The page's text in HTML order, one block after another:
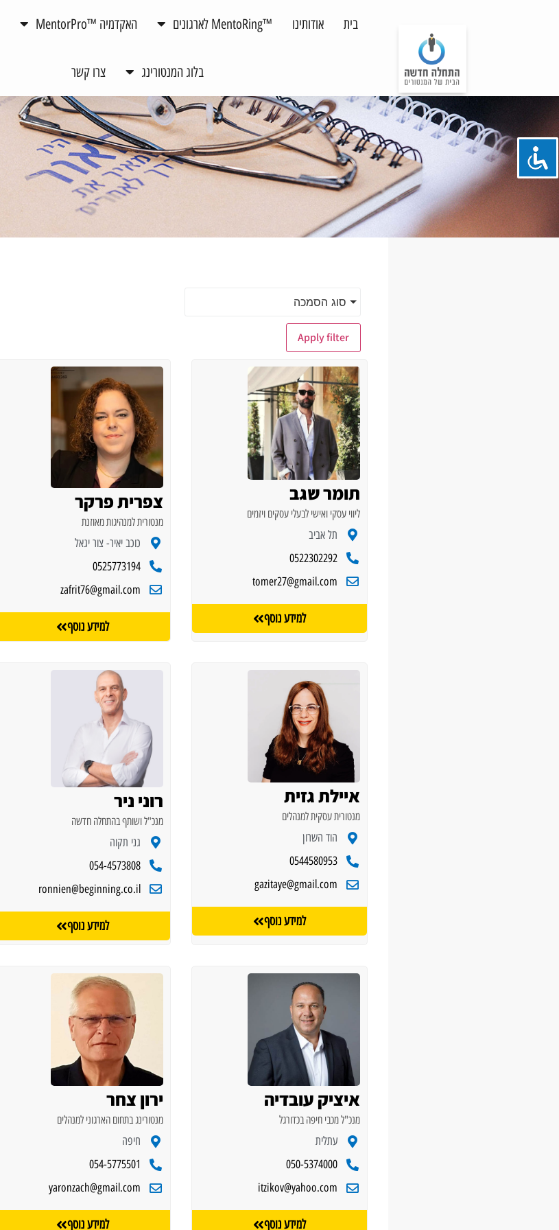
בית אודותינו ™MentoRing לארגונים האקדמיה ™MentorPro
בלוג המנטורינג צרו קשר
סוג הסמכה
Apply filter
תומר שגב
ליווי עסקי ואישי לבעלי עסקים ויזמים
תל אביב
0522302292
tomer27@gmail.com
למידע נוסף
צפרית פרקר
מנטורית למנהיגות מאוזנת
כוכב יאיר- צור יגאל
0525773194
zafrit76@gmail.com
למידע נוסף
איילת גזית
מנטורית עסקית למנהלים
הוד השרון
0544580953
gazitaye@gmail.com
למידע נוסף
רוני ניר
מנכ"ל ושותף בהתחלה חדשה
גני תקוה
054-4573808
ronnien@beginning.co.il
למידע נוסף
איציק עובדיה
מנכ"ל מכבי חיפה בכדורגל
עתלית
050-5374000
itzikov@yahoo.com
למידע נוסף
ירון צחר
מנטורינג בתחום הארגוני למנהלים
חיפה
054-5775501
yaronzach@gmail.com
למידע נוסף